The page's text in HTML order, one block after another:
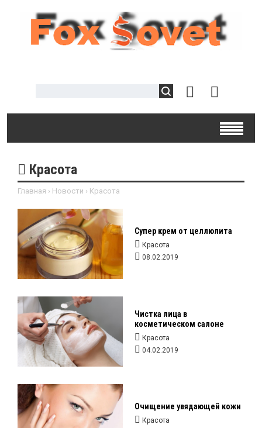
Красота
Главная › Новости › Красота
Супер крем от целлюлита
Красота
08.02.2019
Чистка лица в
косметическом салоне
Красота
04.02.2019
Очищение увядающей кожи
Красота